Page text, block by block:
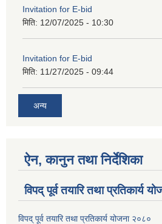
Invitation for E-bid
मिति: 12/07/2025 - 10:30
Invitation for E-bid
मिति: 11/27/2025 - 09:44
अन्य
ऐन, कानुन तथा निर्देशिका
विपद् पूर्व तयारि तथा प्रतिकार्य
विपद् पूर्व तयारि तथा प्रतिकार्य योजना २०८०